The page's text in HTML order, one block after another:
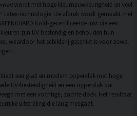
wordt met hoge kleurnauwkeurigheid en veel
Latex-technologie. De afdruk wordt gemaakt met
Gold-gecertificeerde inkt die een
zijn UV-bestendig en behouden hun
waardoor het schilderij geschikt is voor zowel
een glad en modern oppervlak met hoge
UV-bestendigheid en een oppervlak dat
met een vochtige, zachte doek. Het resultaat
uitstraling die lang meegaat.